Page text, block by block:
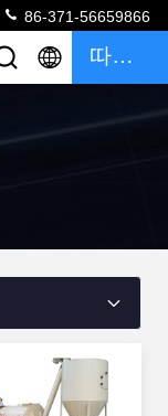
86-371-56659866
따옴표